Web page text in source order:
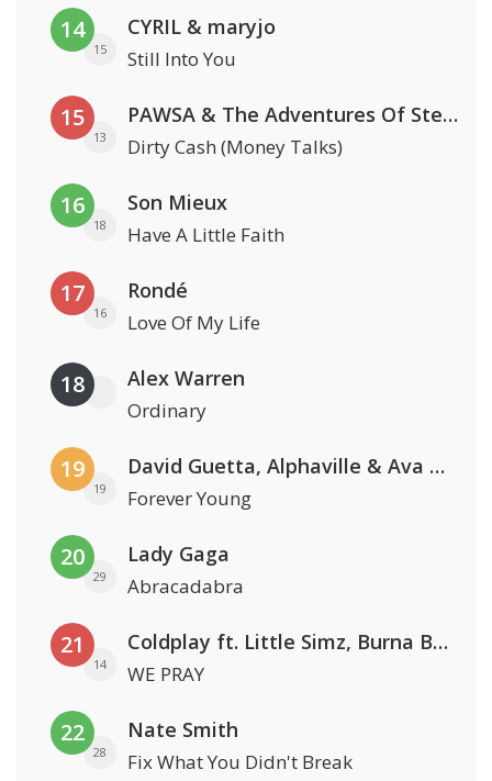
14
15
CYRIL & maryjo
Still Into You
15
13
PAWSA & The Adventures Of Stevie V
Dirty Cash (Money Talks)
16
18
Son Mieux
Have A Little Faith
17
16
Rondé
Love Of My Life
18 Alex Warren
Ordinary
19
19
David Guetta, Alphaville & Ava Max
Forever Young
20
29
Lady Gaga
Abracadabra
21
14
Coldplay ft. Little Simz, Burna Boy, Elyanna & Tini
WE PRAY
22
28
Nate Smith
Fix What You Didn't Break